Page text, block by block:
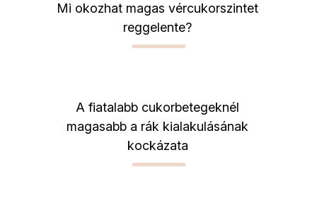
Mi okozhat magas vércukorszintet
reggelente?
A fiatalabb cukorbetegeknél
magasabb a rák kialakulásának
kockázata